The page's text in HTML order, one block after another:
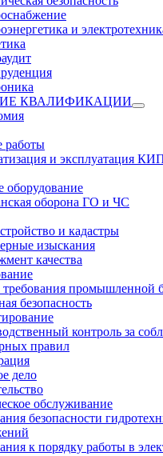
и
КВАЛИФИКАЦИИ
работы
и эксплуатация
оборудование
оборона ГО и ЧС
и кадастры
изыскания
качества
промышленной
безопасность
контроль за
правил
дело
обслуживание
безопасности
к порядку работы в